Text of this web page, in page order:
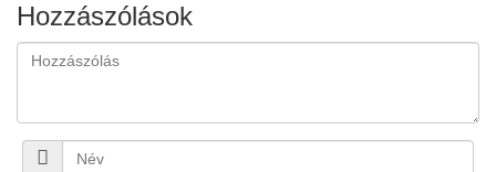
Hozzászólások